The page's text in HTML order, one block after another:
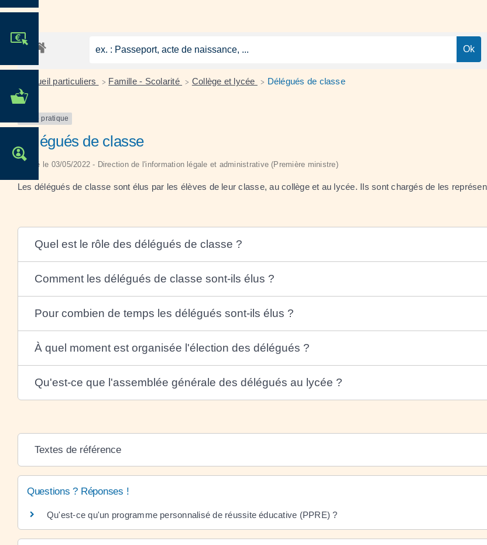
MES DÉMARCHES
OFFRES D'EMPLOI
Accueil particuliers > Famille - Scolarité > Collège et lycée > Délégués de classe
Fiche pratique
Délégués de classe
Vérifié le 03/05/2022 - Direction de l'information légale et administrative (Première ministre)
Les délégués de classe sont élus par les élèves de leur classe, au collège et au lycée. Ils sont chargés de les
Quel est le rôle des délégués de classe ?
Comment les délégués de classe sont-ils élus ?
Pour combien de temps les délégués sont-ils élus ?
À quel moment est organisée l'élection des délégués ?
Qu'est-ce que l'assemblée générale des délégués au lycée ?
Textes de référence
Questions ? Réponses !
Qu'est-ce qu'un programme personnalisé de réussite éducative (PPRE) ?